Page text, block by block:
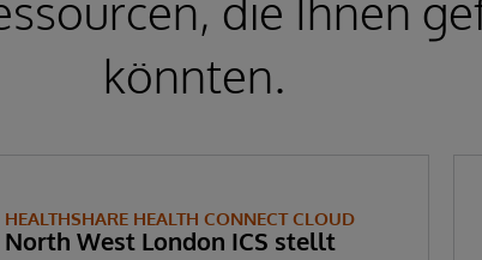
könnten.
HEALTHSHARE HEALTH CONNECT CLOUD
North West London ICS stellt